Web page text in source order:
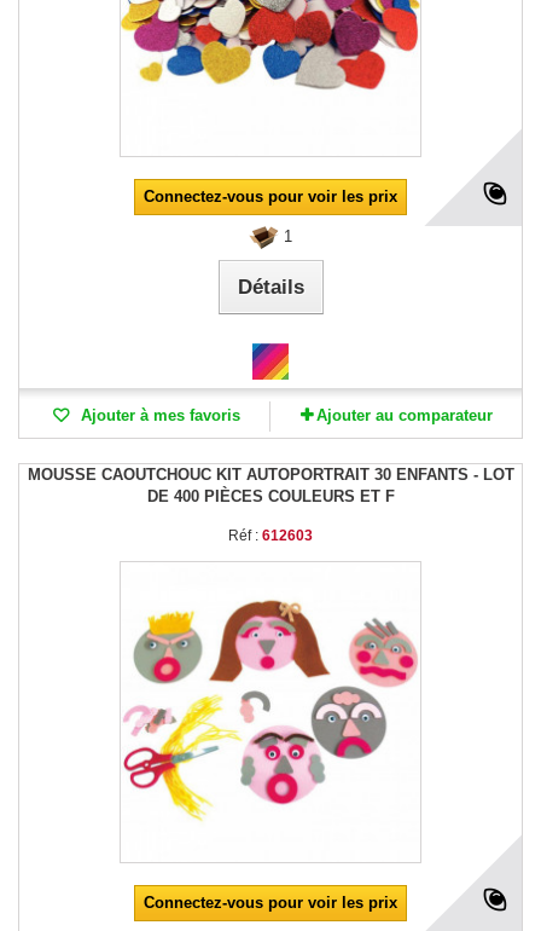
Connectez-vous pour voir les prix
1
Détails
Ajouter à mes favoris Ajouter au comparateur
MOUSSE CAOUTCHOUC KIT AUTOPORTRAIT 30 ENFANTS - LOT
DE 400 PIÈCES COULEURS ET F
Réf : 612603
Connectez-vous pour voir les prix